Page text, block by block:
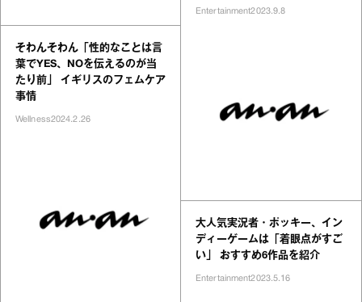
そわんそわん「性的なことは言
葉でYES、NOを伝えるのが当
たり前」 イギリスのフェムケア
事情
Wellness2024.2.26
Entertainment2023.9.8
大人気実況者・ポッキー、イン
ディーゲームは「着眼点がすご
い」 おすすめ6作品を紹介
Entertainment2023.5.16